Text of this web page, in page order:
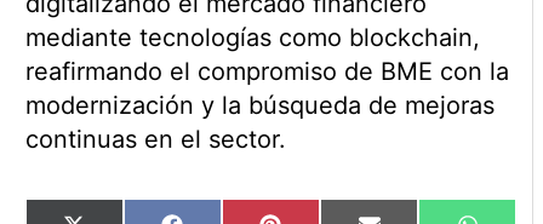
mediante tecnologías como blockchain,
reafirmando el compromiso de BME con la
modernización y la búsqueda de mejoras
continuas en el sector.